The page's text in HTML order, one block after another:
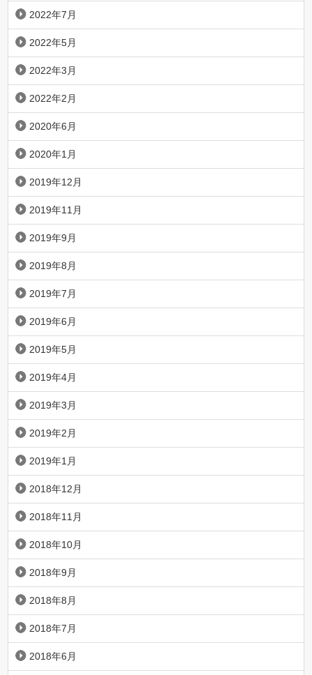
2022年7月
2022年5月
2022年3月
2022年2月
2020年6月
2020年1月
2019年12月
2019年11月
2019年9月
2019年8月
2019年7月
2019年6月
2019年5月
2019年4月
2019年3月
2019年2月
2019年1月
2018年12月
2018年11月
2018年10月
2018年9月
2018年8月
2018年7月
2018年6月